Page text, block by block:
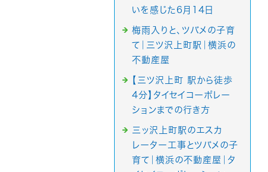
いを感じた6月14日
梅雨入りと、ツバメの子育
て｜三ツ沢上町駅｜横浜の
不動産屋
【三ツ沢上町 駅から徒歩
4分】タイセイコーポレー
ションまでの行き方
三ッ沢上町駅のエスカ
レーター工事とツバメの子
育て｜横浜の不動産屋｜タ